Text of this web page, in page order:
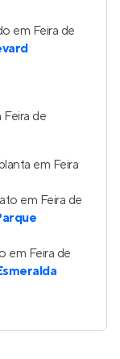
em Feira de
de
em Feira
em Feira de
em Feira de